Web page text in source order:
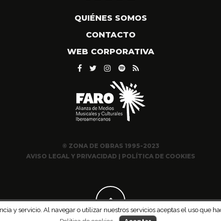
QUIÉNES SOMOS
CONTACTO
WEB CORPORATIVA
© ZONA DE OBRAS 1995-2023
AVISO LEGAL Y PRIVACIDAD | POLÍTICA DE COOKIES
y servicio. Al navegar o utilizar nuestros servicios aceptas el uso que